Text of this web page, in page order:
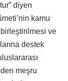
diyen
kamu
birleştirilmesi ve
destek
meşru